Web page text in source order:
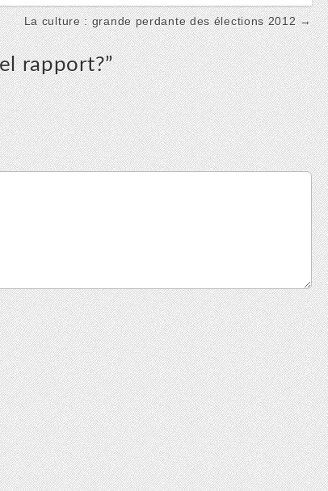
La culture : grande perdante des élections 2012 →
rapport?”